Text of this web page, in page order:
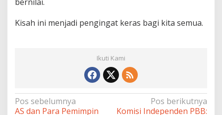
Kisah ini menjadi pengingat keras bagi kita semua.
Ikuti Kami
Navigasi
Pos sebelumnya
AS dan Para Pemimpin
Pos berikutnya
Komisi Independen PBB: